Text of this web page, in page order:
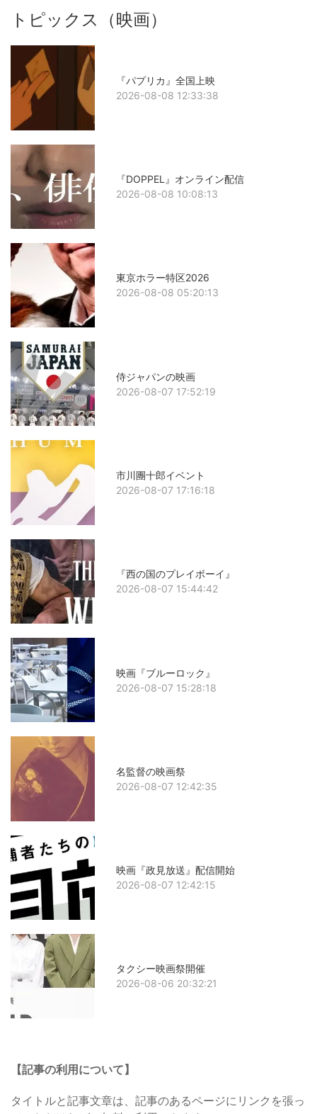
トピックス（映画）
『パプリカ』全国上映
2026-08-08 12:33:38
『DOPPEL』オンライン配信
2026-08-08 10:08:13
東京ホラー特区2026
2026-08-08 05:20:13
侍ジャパンの映画
2026-08-07 17:52:19
市川團十郎イベント
2026-08-07 17:16:18
『西の国のプレイボーイ』
2026-08-07 15:44:42
映画『ブルーロック』
2026-08-07 15:28:18
名監督の映画祭
2026-08-07 12:42:35
映画『政見放送』配信開始
2026-08-07 12:42:15
タクシー映画祭開催
2026-08-06 20:32:21
【記事の利用について】
タイトルと記事文章は、記事のあるページにリンクを張っ